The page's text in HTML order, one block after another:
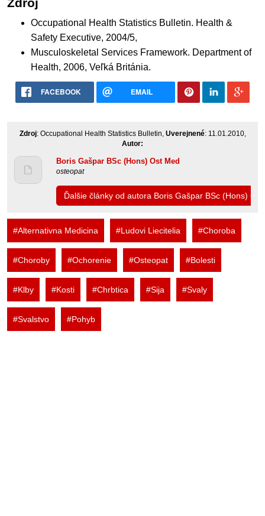
Occupational Health Statistics Bulletin. Health &
Safety Executive, 2004/5,
Musculoskeletal Services Framework. Department of
Health, 2006, Veľká Británia.
FACEBOOK EMAIL
Zdroj: Occupational Health Statistics Bulletin, Uverejnené: 11.01.2010,
Autor:
Boris Gašpar BSc (Hons) Ost Med
osteopat
Ďalšie články od autora Boris Gašpar BSc (Hons)
#Alternativna Medicina #Ludovi Liecitelia #Choroba
#Choroby #Ochorenie #Osteopat #Bolesti
#Klby #Kosti #Chrbtica #Sija #Svaly
#Svalstvo #Pohyb